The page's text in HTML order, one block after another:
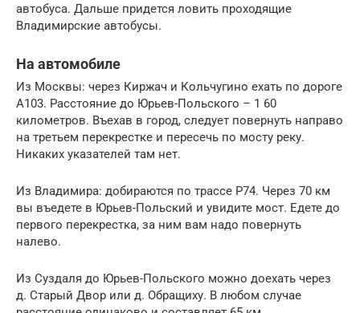
автобуса. Дальше придется ловить проходящие
Владимирские автобусы.
На автомобиле
Из Москвы: через Киржач и Кольчугино ехать по дороге
А103. Расстояние до Юрьев-Польского – 1 60
километров. Въехав в город, следует повернуть направо
на третьем перекрестке и пересечь по мосту реку.
Никаких указателей там нет.
Из Владимира: добираются по трассе Р74. Через 70 км
вы въедете в Юрьев-Польский и увидите мост. Едете до
первого перекрестка, за ним вам надо повернуть
налево.
Из Суздаля до Юрьев-Польского можно доехать через
д. Старый Двор или д. Обращиху. В любом случае